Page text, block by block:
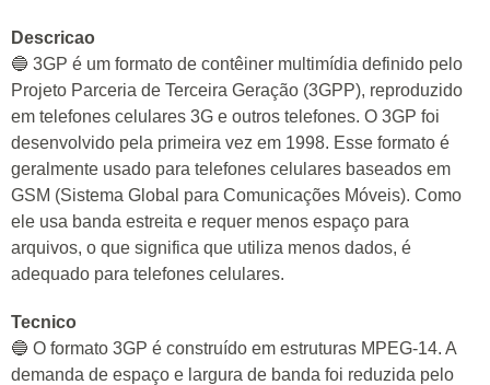
Descricao
🔵 3GP é um formato de contêiner multimídia definido pelo
Projeto Parceria de Terceira Geração (3GPP), reproduzido
em telefones celulares 3G e outros telefones. O 3GP foi
desenvolvido pela primeira vez em 1998. Esse formato é
geralmente usado para telefones celulares baseados em
GSM (Sistema Global para Comunicações Móveis). Como
ele usa banda estreita e requer menos espaço para
arquivos, o que significa que utiliza menos dados, é
adequado para telefones celulares.
Tecnico
🔵 O formato 3GP é construído em estruturas MPEG-14. A
demanda de espaço e largura de banda foi reduzida pelo